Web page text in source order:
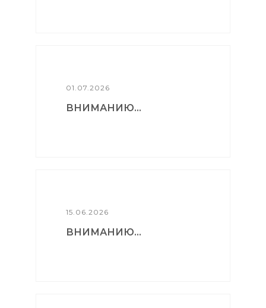
01.07.2026
ВНИМАНИЮ...
15.06.2026
ВНИМАНИЮ...